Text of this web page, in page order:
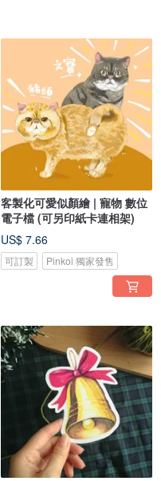
客製化可愛似顏繪 | 寵物 數位
電子檔 (可另印紙卡連相架)
US$ 7.66
可訂製 Pinkoi 獨家發售